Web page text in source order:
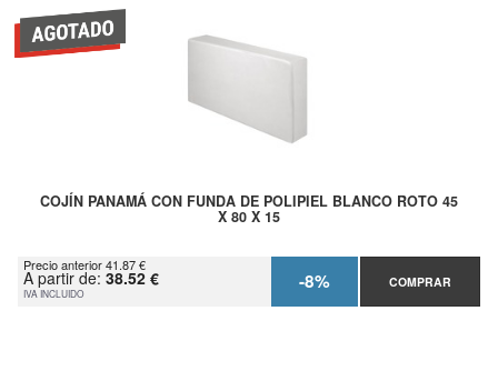
COJÍN PANAMÁ CON FUNDA DE POLIPIEL BLANCO ROTO 45
X 80 X 15
Precio anterior 41.87 €
A partir de: 38.52 €
IVA INCLUIDO -8% COMPRAR